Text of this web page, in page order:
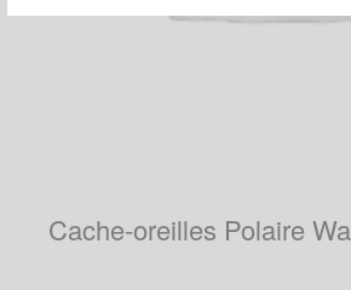
Cache-oreilles Polaire